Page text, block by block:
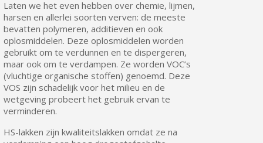
Schrijf je in voor de nieuwsbrief: €5 korting
Betaling in 4x gratis vanaf een aankoopwaarde van 30€.
Laten we het even hebben over chemie, lijmen,
harsen en allerlei soorten verven: de meeste
bevatten polymeren, additieven en ook
oplosmiddelen. Deze oplosmiddelen worden
gebruikt om te verdunnen en te dispergeren,
maar ook om te verdampen. Ze worden VOC’s
(vluchtige organische stoffen) genoemd. Deze
VOS zijn schadelijk voor het milieu en de
wetgeving probeert het gebruik ervan te
verminderen.
HS-lakken zijn kwaliteitslakken omdat ze na